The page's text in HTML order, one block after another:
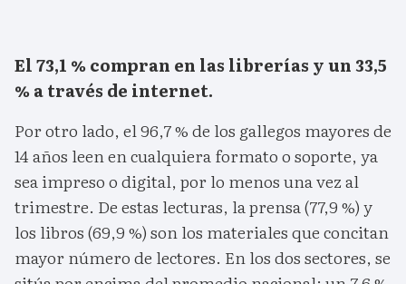
El 73,1 % compran en las librerías y un 33,5
% a través de internet.
Por otro lado, el 96,7 % de los gallegos mayores de
14 años leen en cualquiera formato o soporte, ya
sea impreso o digital, por lo menos una vez al
trimestre. De estas lecturas, la prensa (77,9 %) y
los libros (69,9 %) son los materiales que concitan
mayor número de lectores. En los dos sectores, se